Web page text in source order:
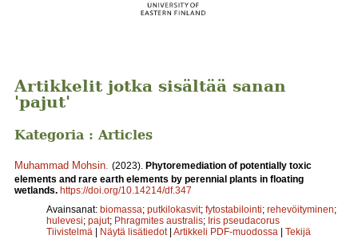
Artikkelit jotka sisältää sanan
'pajut'
Kategoria : Articles
Muhammad Mohsin (2023). Phytoremediation of potentially toxic
elements and rare earth elements by perennial plants in floating
wetlands. https://doi.org/10.14214/df.347
Avainsanat: biomassa; putkilokasvit; fytostabilointi; rehevöityminen;
hulevesi; pajut; Phragmites australis; Iris pseudacorus
Tiivistelmä | Näytä lisätiedot | Artikkeli PDF-muodossa | Tekijä